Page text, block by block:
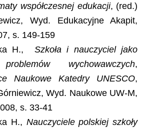
współczesnej edukacji, (red.)
Wyd. Edukacyjne Akapit,
s. 149-159
H., Szkoła i nauczyciel jako
wychowawczych,
Naukowe Katedry UNESCO,
Wyd. Naukowe UW-M,
s. 33-41
H., Nauczyciele polskiej szkoły